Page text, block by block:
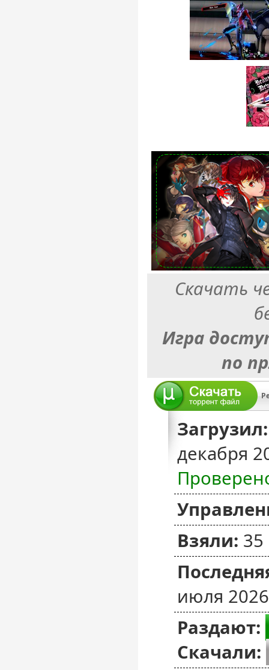
Скачать
Игра
по
Загрузил:
декабря
Взяли:
июля
Раздают:
Скачали: